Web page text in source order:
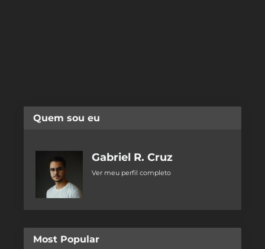
Quem sou eu
Gabriel R. Cruz
Ver meu perfil completo
Most Popular